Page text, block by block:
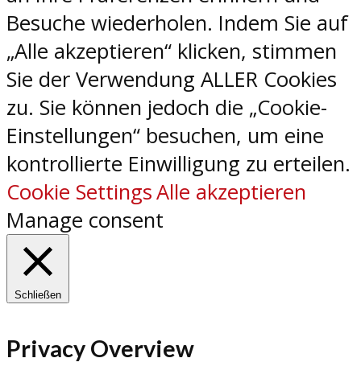
Besuche wiederholen. Indem Sie auf
„Alle akzeptieren“ klicken, stimmen
Sie der Verwendung ALLER Cookies
zu. Sie können jedoch die „Cookie-
Einstellungen“ besuchen, um eine
kontrollierte Einwilligung zu erteilen.
Cookie SettingsAlle akzeptieren
Manage consent
Schließen
Privacy Overview